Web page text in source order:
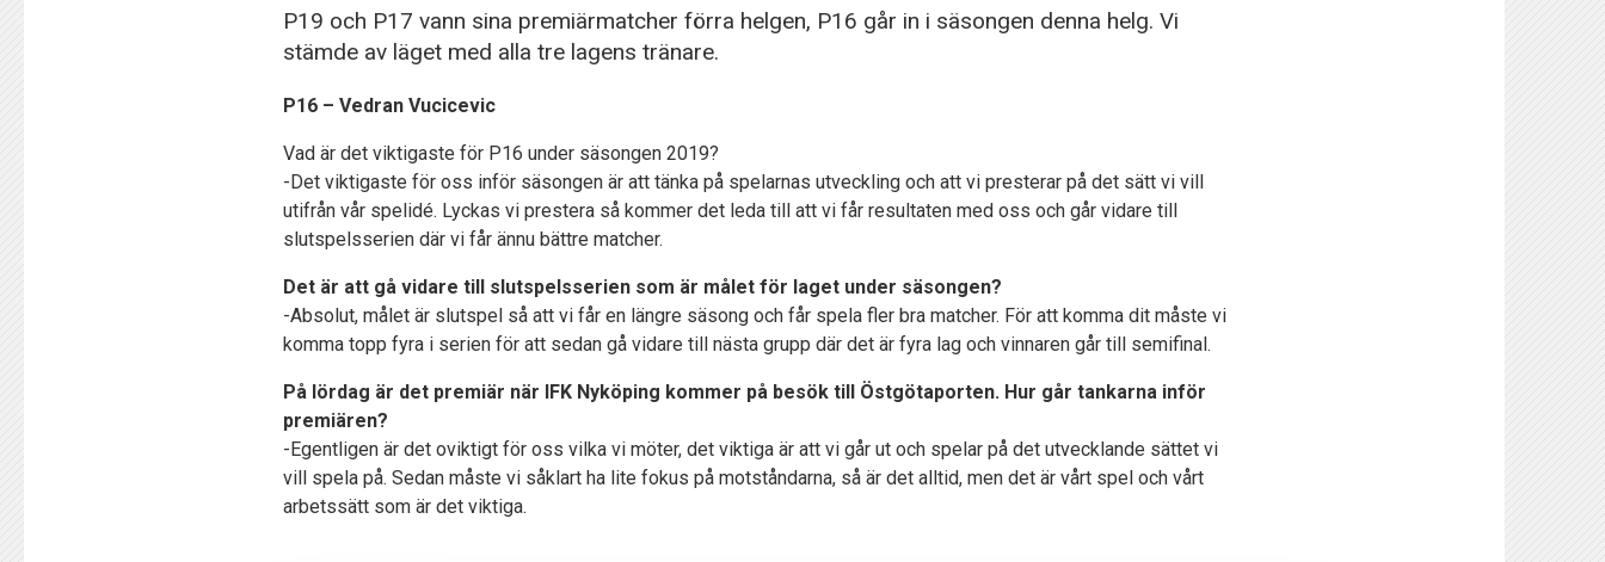
P19 och P17 vann sina premiärmatcher förra helgen, P16 går in i säsongen denna helg. Vi
stämde av läget med alla tre lagens tränare.
P16 – Vedran Vucicevic
Vad är det viktigaste för P16 under säsongen 2019?
-Det viktigaste för oss inför säsongen är att tänka på spelarnas utveckling och att vi presterar på det sätt vi vill
utifrån vår spelidé. Lyckas vi prestera så kommer det leda till att vi får resultaten med oss och går vidare till
slutspelsserien där vi får ännu bättre matcher.
Det är att gå vidare till slutspelsserien som är målet för laget under säsongen?
-Absolut, målet är slutspel så att vi får en längre säsong och får spela fler bra matcher. För att komma dit måste vi
komma topp fyra i serien för att sedan gå vidare till nästa grupp där det är fyra lag och vinnaren går till semifinal.
På lördag är det premiär när IFK Nyköping kommer på besök till Östgötaporten. Hur går tankarna inför
premiären?
-Egentligen är det oviktigt för oss vilka vi möter, det viktiga är att vi går ut och spelar på det utvecklande sättet vi
vill spela på. Sedan måste vi såklart ha lite fokus på motståndarna, så är det alltid, men det är vårt spel och vårt
arbetssätt som är det viktiga.